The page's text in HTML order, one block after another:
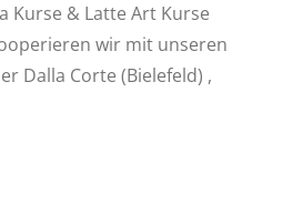
Kurse & Latte Art Kurse
wir mit unseren
Dalla Corte (Bielefeld) ,